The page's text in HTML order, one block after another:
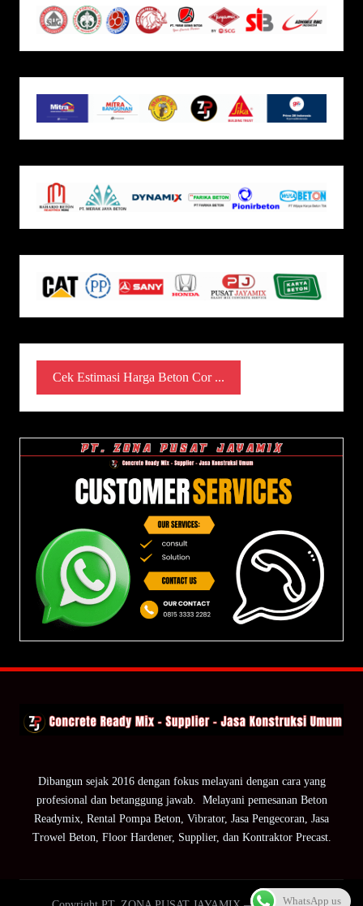
Cek Estimasi Harga Beton Cor ...
Dibangun sejak 2016 dengan fokus melayani dengan cara yang
profesional dan betanggung jawab. Melayani pemesanan Beton
Readymix, Rental Pompa Beton, Vibrator, Jasa Pengecoran, Jasa
Trowel Beton, Floor Hardener, Supplier, dan Kontraktor Precast.
WhatsApp us